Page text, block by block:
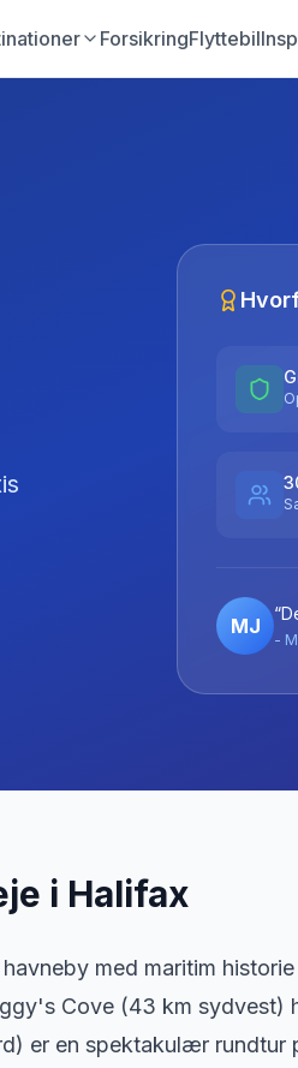
ForsikringFlyttebil
MJ
-
i Halifax
med maritim
Cove (43 km sydvest)
er en spektakulær rundtur